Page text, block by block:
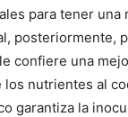
para tener una
posteriormente,
confiere una
nutrientes al
garantiza la